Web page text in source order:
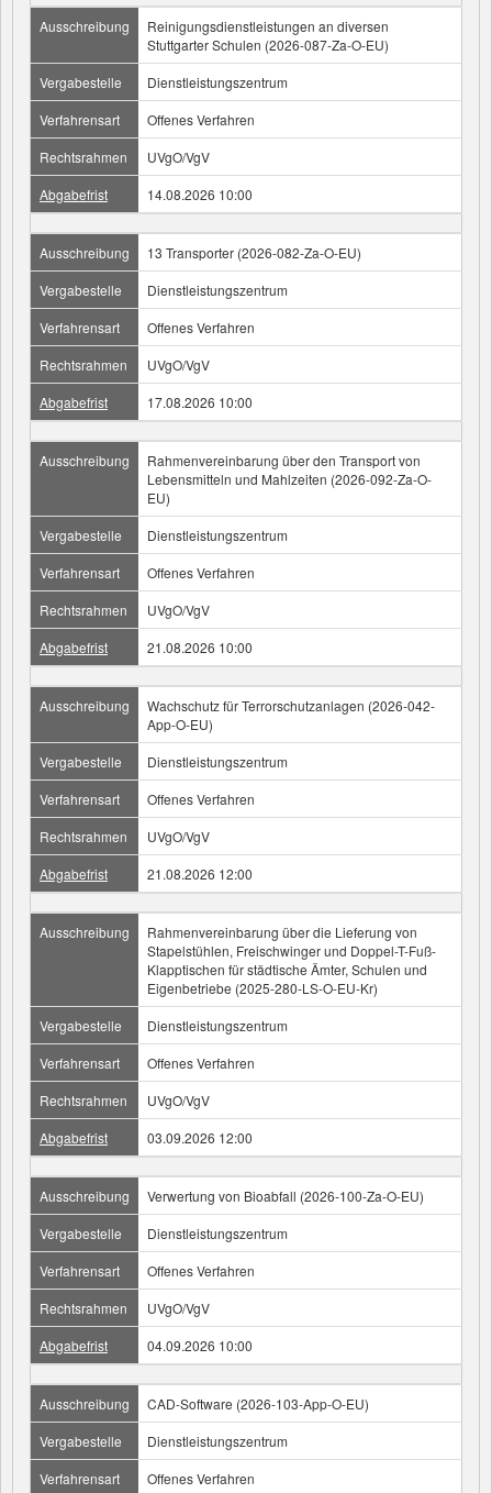
Ausschreibung
Reinigungsdienstleistungen an diversen
Stuttgarter Schulen (2026-087-Za-O-EU)
Vergabestelle
Dienstleistungszentrum
Verfahrensart
Offenes Verfahren
Rechtsrahmen
UVgO/VgV
Abgabefrist
14.08.2026 10:00
Ausschreibung
13 Transporter (2026-082-Za-O-EU)
Vergabestelle
Dienstleistungszentrum
Verfahrensart
Offenes Verfahren
Rechtsrahmen
UVgO/VgV
Abgabefrist
17.08.2026 10:00
Ausschreibung
Rahmenvereinbarung über den Transport von
Lebensmitteln und Mahlzeiten (2026-092-Za-O-
EU)
Vergabestelle
Dienstleistungszentrum
Verfahrensart
Offenes Verfahren
Rechtsrahmen
UVgO/VgV
Abgabefrist
21.08.2026 10:00
Ausschreibung
Wachschutz für Terrorschutzanlagen (2026-042-
App-O-EU)
Vergabestelle
Dienstleistungszentrum
Verfahrensart
Offenes Verfahren
Rechtsrahmen
UVgO/VgV
Abgabefrist
21.08.2026 12:00
Ausschreibung
Rahmenvereinbarung über die Lieferung von
Stapelstühlen, Freischwinger und Doppel-T-Fuß-
Klapptischen für städtische Ämter, Schulen und
Eigenbetriebe (2025-280-LS-O-EU-Kr)
Vergabestelle
Dienstleistungszentrum
Verfahrensart
Offenes Verfahren
Rechtsrahmen
UVgO/VgV
Abgabefrist
03.09.2026 12:00
Ausschreibung
Verwertung von Bioabfall (2026-100-Za-O-EU)
Vergabestelle
Dienstleistungszentrum
Verfahrensart
Offenes Verfahren
Rechtsrahmen
UVgO/VgV
Abgabefrist
04.09.2026 10:00
Ausschreibung
CAD-Software (2026-103-App-O-EU)
Vergabestelle
Dienstleistungszentrum
Verfahrensart
Offenes Verfahren